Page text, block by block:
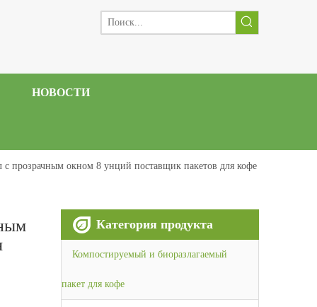
НОВОСТИ
прозрачным окном 8 унций поставщик пакетов для кофе
Категория продукта
Компостируемый и биоразлагаемый
пакет для кофе